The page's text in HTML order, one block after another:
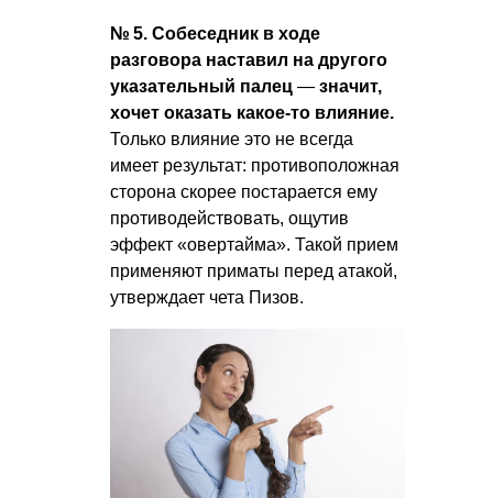
№ 5. Собеседник в ходе
разговора наставил на другого
указательный палец — значит,
хочет оказать какое-то влияние.
Только влияние это не всегда
имеет результат: противоположная
сторона скорее постарается ему
противодействовать, ощутив
эффект «овертайма». Такой прием
применяют приматы перед атакой,
утверждает чета Пизов.